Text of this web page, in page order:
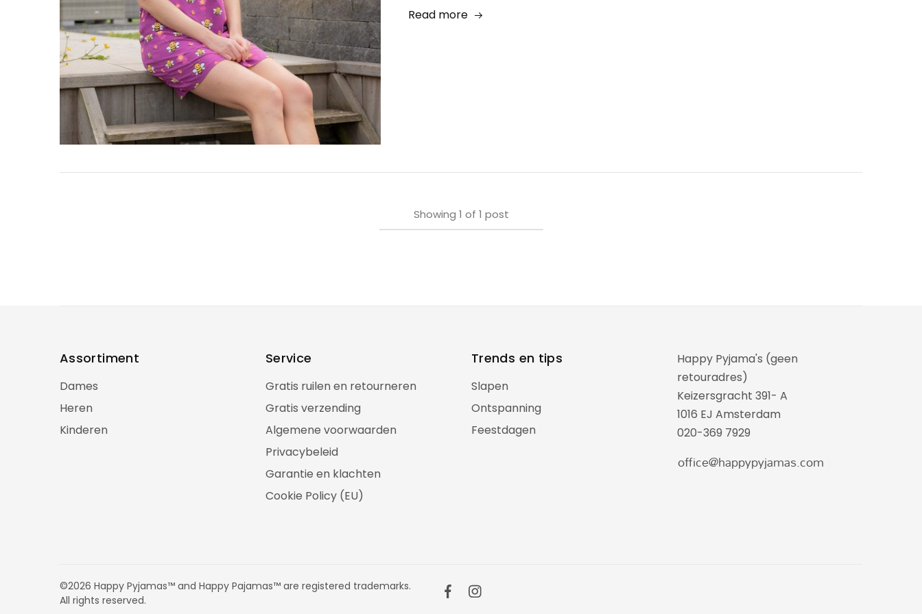
Read more
Showing 1 of 1 post
Assortiment
Dames
Heren
Kinderen
Service
Gratis ruilen en retourneren
Gratis verzending
Algemene voorwaarden
Privacybeleid
Garantie en klachten
Cookie Policy (EU)
Trends en tips
Slapen
Ontspanning
Feestdagen
Happy Pyjama's (geen
retouradres)
Keizersgracht 391- A
1016 EJ Amsterdam
020-369 7929
©2026 Happy Pyjamas™ and Happy Pajamas™ are registered trademarks.
All rights reserved.